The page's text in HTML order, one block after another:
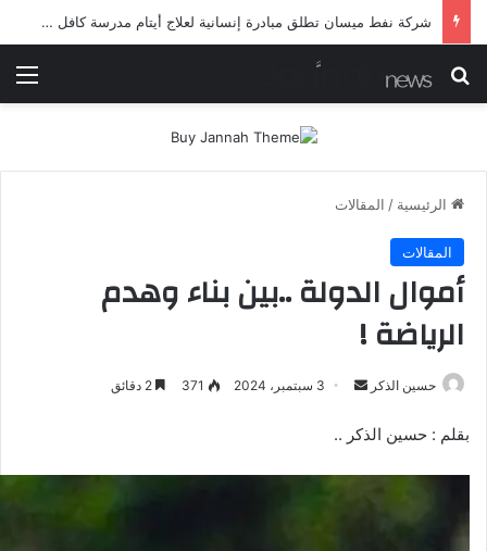
شرطة ميسان تلقي القبض على مطلقي العيارات النارية أثناء تشييع جنائزي في العمارة
بحث عن
الرئيسية / المقالات
المقالات
أموال الدولة ..بين بناء وهدم
الرياضة !
حسين الذكر
أرسل
إلكترونيا
3 سبتمبر، 2024 371
بقلم : حسين الذكر ..